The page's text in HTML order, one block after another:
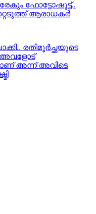
ഫോട്ടോഷൂട്ട്..
ആരാധകർ
രതിമൂര്‍ച്ഛയുടെ
അവളോട്
അന്ന് അവിടെ